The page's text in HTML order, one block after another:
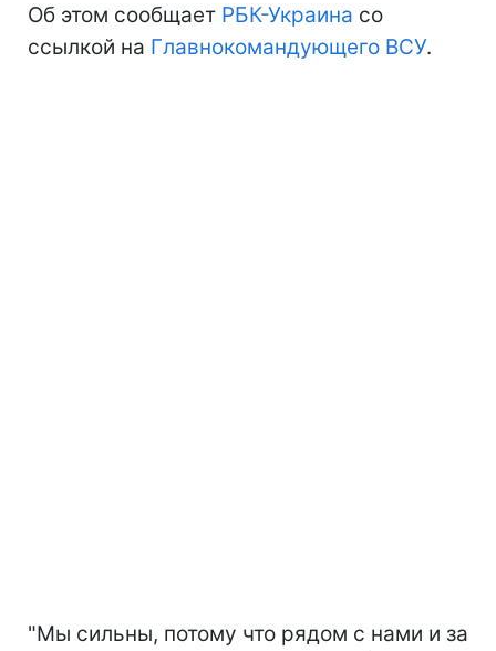
Об этом сообщает РБК-Украина со
ссылкой на Главнокомандующего ВСУ.
"Мы сильны, потому что рядом с нами и за